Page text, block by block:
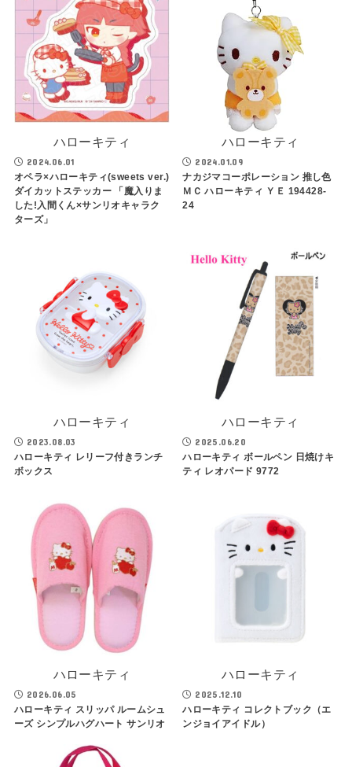
ハローキティ
2024.06.01
オペラ×ハローキティ(sweets ver.)
ダイカットステッカー 「魔入りま
した!入間くん×サンリオキャラク
ターズ」
ハローキティ
2024.01.09
ナカジマコーポレーション 推し色
ＭＣ ハローキティ ＹＥ 194428-
24
ハローキティ
2023.08.03
ハローキティ レリーフ付きランチ
ボックス
ハローキティ
2025.06.20
ハローキティ ボールペン 日焼けキ
ティ レオパード 9772
ハローキティ
2026.06.05
ハローキティ スリッパ ルームシュ
ーズ シンプルハグハート サンリオ
ハローキティ
2025.12.10
ハローキティ コレクトブック（エ
ンジョイアイドル）